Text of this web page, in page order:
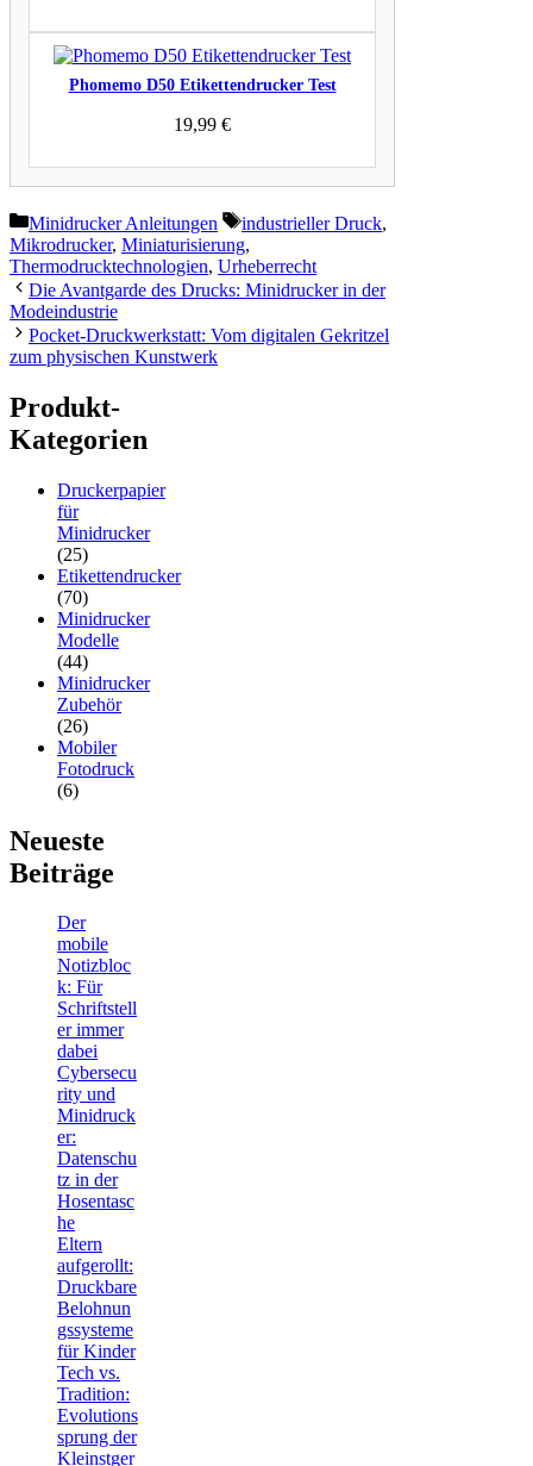
Phomemo D50 Etikettendrucker Test
19,99 €
Kategorien
Minidrucker Anleitungen Schlagwörter
industrieller Druck,
Mikrodrucker, Miniaturisierung,
Thermodrucktechnologien, Urheberrecht
Die Avantgarde des Drucks: Minidrucker in der
Modeindustrie
Pocket-Druckwerkstatt: Vom digitalen Gekritzel
zum physischen Kunstwerk
Produkt-
Kategorien
Druckerpapier
für
Minidrucker
(25)
Etikettendrucker
(70)
Minidrucker
Modelle
(44)
Minidrucker
Zubehör
(26)
Mobiler
Fotodruck
(6)
Neueste
Beiträge
Der
mobile
Notizbloc
k: Für
Schriftstell
er immer
dabei
Cybersecu
rity und
Minidruck
er:
Datenschu
tz in der
Hosentasc
he
Eltern
aufgerollt:
Druckbare
Belohnun
gssysteme
für Kinder
Tech vs.
Tradition:
Evolutions
sprung der
Kleinstger